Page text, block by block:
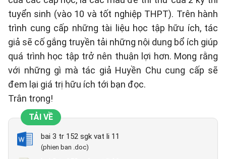
tuyển sinh (vào 10 và tốt nghiệp THPT). Trên hành
trình cung cấp những tài liệu học tập hữu ích, tác
giả sẽ cố gắng truyền tải những nội dung bổ ích giúp
quá trình học tập trở nên thuận lợi hơn. Mong rằng
với những gì mà tác giả Huyền Chu cung cấp sẽ
đem lại giá trị hữu ích tới bạn đọc.
Trân trọng!
TẢI VỀ
bai 3 tr 152 sgk vat li 11
(phien ban .doc)